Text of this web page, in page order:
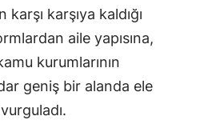
karşıya kaldığı
aile yapısına,
kurumlarının
geniş bir alanda ele